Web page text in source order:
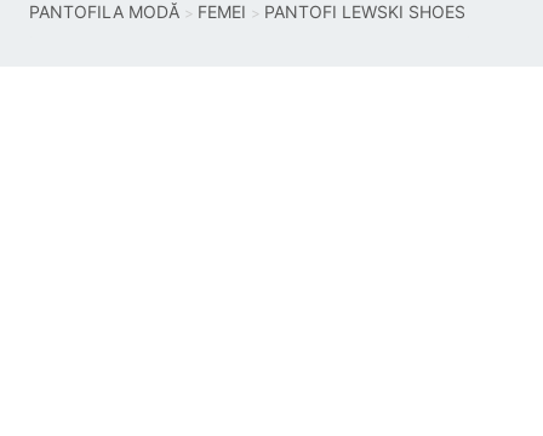
PANTOFILA MODĂ FEMEI PANTOFI LEWSKI SHOES